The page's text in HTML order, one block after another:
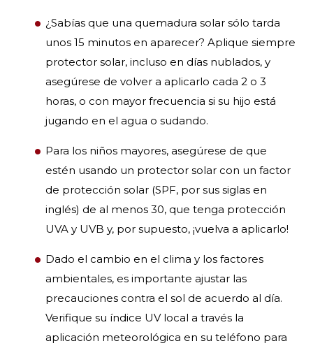
¿Sabías que una quemadura solar sólo tarda
unos 15 minutos en aparecer? Aplique siempre
protector solar, incluso en días nublados, y
asegúrese de volver a aplicarlo cada 2 o 3
horas, o con mayor frecuencia si su hijo está
jugando en el agua o sudando.
Para los niños mayores, asegúrese de que
estén usando un protector solar con un factor
de protección solar (SPF, por sus siglas en
inglés) de al menos 30, que tenga protección
UVA y UVB y, por supuesto, ¡vuelva a aplicarlo!
Dado el cambio en el clima y los factores
ambientales, es importante ajustar las
precauciones contra el sol de acuerdo al día.
Verifique su índice UV local a través la
aplicación meteorológica en su teléfono para